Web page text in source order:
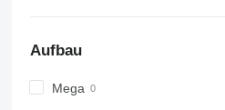
Aufbau
Mega